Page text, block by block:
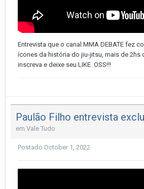
Entrevista que o canal MMA DEBATE fez
ícones da história do jiu-jitsu, mais de 2hs
inscreva e deixe seu LIKE. OSS!!!
Paulão Filho entrevista
em Vale Tudo
Postado October 1, 2022